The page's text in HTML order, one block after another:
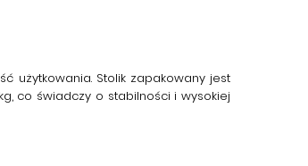
użytkowania. Stolik zapakowany jest
co świadczy o stabilności i wysokiej